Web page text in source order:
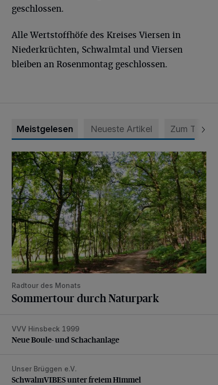
geschlossen.
Alle Wertstoffhöfe des Kreises Viersen in
Niederkrüchten, Schwalmtal und Viersen
bleiben an Rosenmontag geschlossen.
Meistgelesen Neueste Artikel Zum Thema
Sommertour durch Naturpark
Radtour des Monats
Sommertour durch Naturpark
Neue Boule- und Schachanlage
VVV Hinsbeck 1999
Neue Boule- und Schachanlage
SchwalmVIBES unter freiem Himmel
Unser Brüggen e.V.
SchwalmVIBES unter freiem Himmel